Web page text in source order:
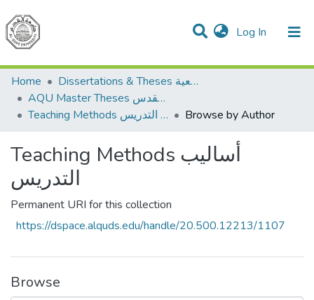
Log In (current)
Communities & Collections
All of DSpace
Home
Dissertations & Theses الرسائل الجامعية
AQU Master Theses الرسائل الجامعية الخاصة بجامعة القدس
Teaching Methods أساليب التدريس
Browse by Author
Teaching Methods أساليب
التدريس
Permanent URI for this collection
https://dspace.alquds.edu/handle/20.500.12213/1107
Browse